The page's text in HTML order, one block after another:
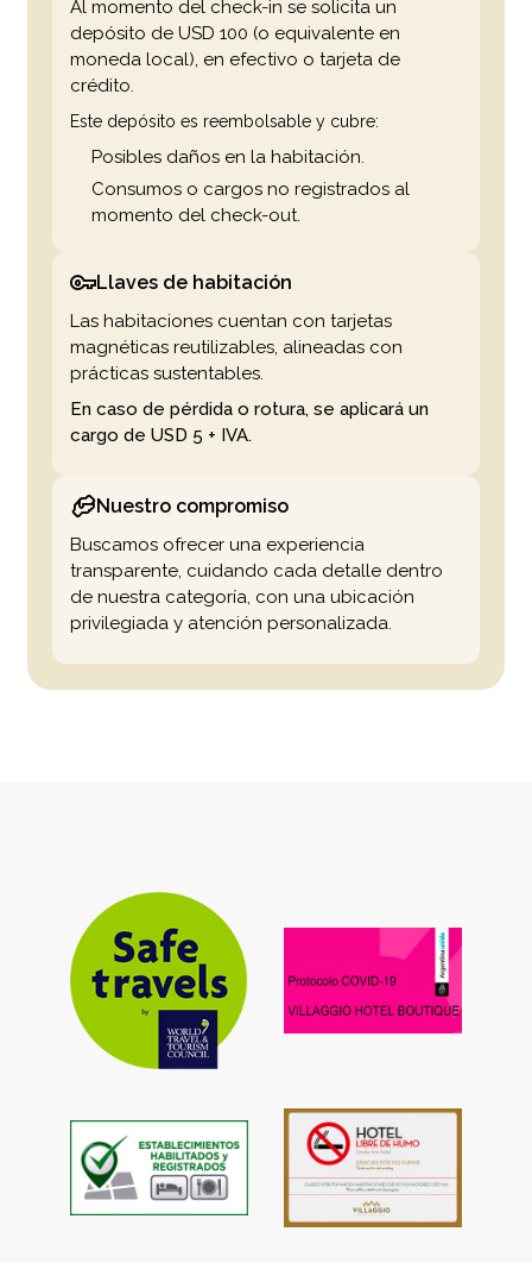
Al momento del check-in se solicita un
depósito de USD 100 (o equivalente en
moneda local), en efectivo o tarjeta de
crédito.
Este depósito es reembolsable y cubre:
Posibles daños en la habitación.
Consumos o cargos no registrados al
momento del check-out.
Llaves de habitación
Las habitaciones cuentan con tarjetas
magnéticas reutilizables, alineadas con
prácticas sustentables.
En caso de pérdida o rotura, se aplicará un
cargo de USD 5 + IVA.
Nuestro compromiso
Buscamos ofrecer una experiencia
transparente, cuidando cada detalle dentro
de nuestra categoría, con una ubicación
privilegiada y atención personalizada.